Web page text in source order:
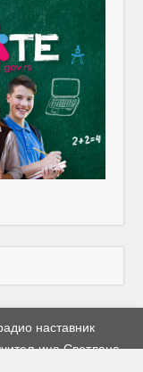
наставник
Светлана